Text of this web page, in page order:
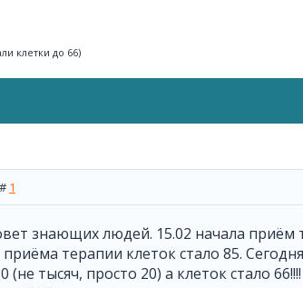
клетки до 66)
1
знающих людей. 15.02 начала приём
терапии клеток стало 85.
(не тысяч, просто 20) а клеток стало